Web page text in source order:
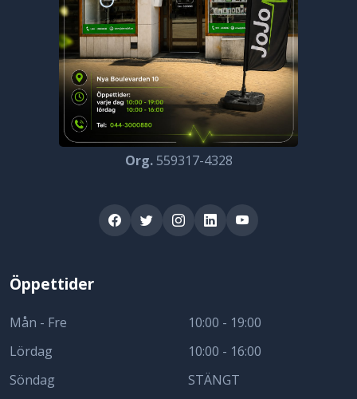
Org.559317-4328
Öppettider
Mån - Fre
Lördag
Söndag
10:00 - 19:00
10:00 - 16:00
STÄNGT